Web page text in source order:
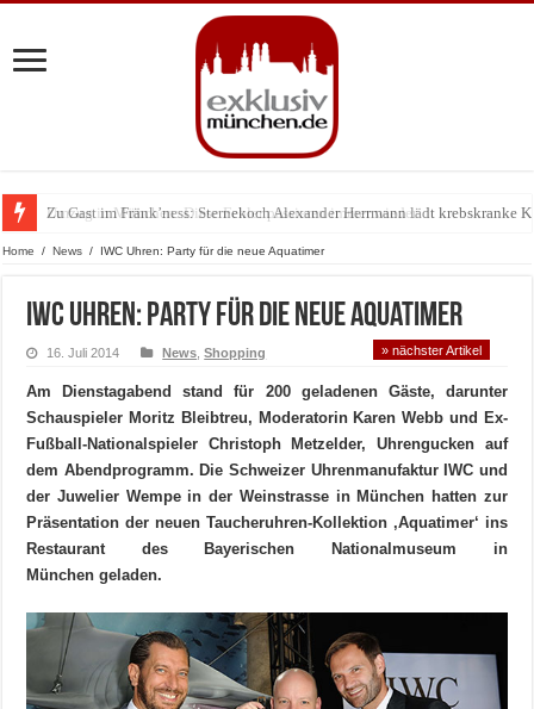
Zu Gast im Fränk’ness: Sternekoch Alexander Herrmann lädt krebskranke
Home / News / IWC Uhren: Party für die neue Aquatimer
IWC Uhren: Party für die neue Aquatimer
16. Juli 2014 News ,Shopping » nächster Artikel
Am Dienstagabend stand für 200 geladenen Gäste, darunter
Schauspieler Moritz Bleibtreu, Moderatorin Karen Webb und Ex-
Fußball-Nationalspieler Christoph Metzelder, Uhrengucken auf
dem Abendprogramm. Die Schweizer Uhrenmanufaktur IWC und
der Juwelier Wempe in der Weinstrasse in München hatten zur
Präsentation der neuen Taucheruhren-Kollektion ‚Aquatimer‘ ins
Restaurant des Bayerischen Nationalmuseum in
München geladen.